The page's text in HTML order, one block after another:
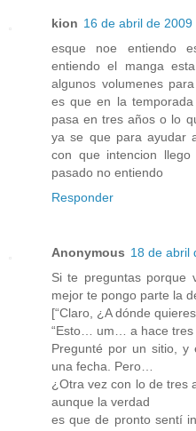
kion 16 de abril de 2009
esque noe entiendo
entiendo el manga
algunos volumenes
es que en la
pasa en tres años o lo
ya se que para ayudar
con que intencion
pasado no entiendo
Responder
Anonymous 18 de abril
Si te preguntas porque
mejor te pongo parte la
[“Claro, ¿A dónde
“Esto… um… a hace tres
Pregunté por un sitio, y
una fecha. Pero…
¿Otra vez con lo de tres
aunque la verdad
es que de pronto sentí